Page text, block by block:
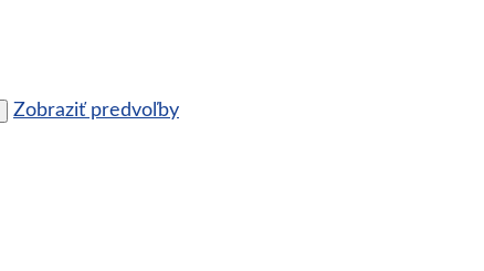
Zobraziť predvoľby